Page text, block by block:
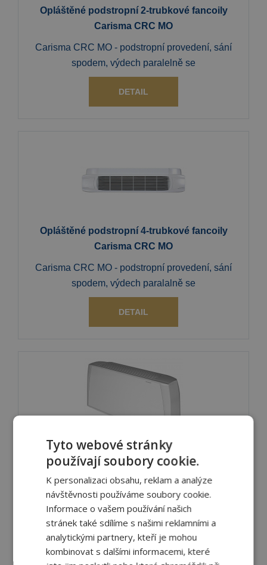
Opláštěné podstropní 2-trubkové fancoily
Carisma CRC MO
Carisma CRC MO - podstropní provedení, sání
spodem, výdech paralelně se
DETAIL
Opláštěné podstropní 4-trubkové fancoily
Carisma CRC MO
Carisma CRC MO - podstropní provedení, sání
spodem, výdech paralalně se
DETAIL
Opláštěné parapetní 2-trubkové fancoily
Carisma CRC-ECM MV
Carisma CRC-ECM MV - parapetní provedení,
sání spodem, výdech vzduchu horem
DETAIL
Tyto webové stránky
používají soubory cookie.
K personalizaci obsahu, reklam a analýze
návštěvnosti používáme soubory cookie.
Informace o vašem používání našich
stránek také sdílíme s našimi reklamními a
analytickými partnery, kteří je mohou
kombinovat s dalšími informacemi, které